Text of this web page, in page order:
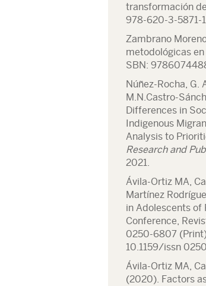
transformación
978-620-3-5871-
Zambrano
metodológicas
SBN:
Núñez-Rocha, G.
M.N.Castro-
Differences in
Indigenous
Analysis to
Research and
2021.
Ávila-Ortiz MA,
Martínez
in Adolescents of
Conference,
0250-6807
10.1159/issn
Ávila-Ortiz MA,
(2020). Factors